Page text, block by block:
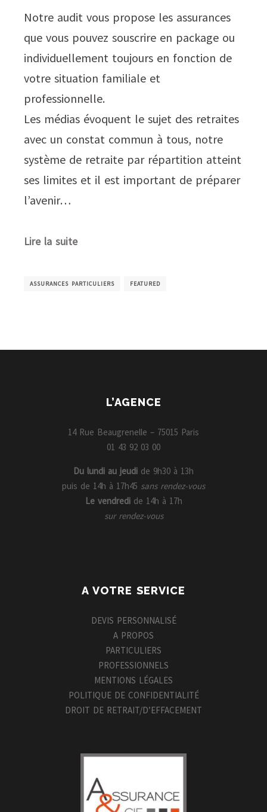
Notre audit vous propose les assurances
que vous pouvez souscrire en package ou
individuellement toujours en fonction de
votre situation familiale et
professionnelle.
Les médias évoquent le sujet des retraites
avec un constat commun à tous, notre
système de retraite par répartition atteint
ses limites et il est important de préparer
l’avenir…
Lire la suite
ASSURANCES PARTICULIERS FEATURED
L’AGENCE
14 Rue Beaugrenelle – 75015 Paris
01 43 92 03 00
Du lundi au jeudi de 9h30 à 13h
puis de 14h à 17h45 sans rendez-vous
Le vendredi de 14h à 17h
sur rendez-vous
A VOTRE SERVICE
DEVIS PERSONNALISÉ
A PROPOS
PARTICULIERS
PROFESSIONNELS
MENTIONS LÉGALES
POLITIQUE DE CONFIDENTIALITÉ
DROIT DE RETRAIT/D’EFFACEMENT